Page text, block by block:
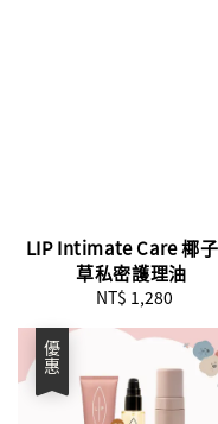
LIP Intimate Care 椰
草私密護理油
Regular
price
NT$ 1,280
優惠